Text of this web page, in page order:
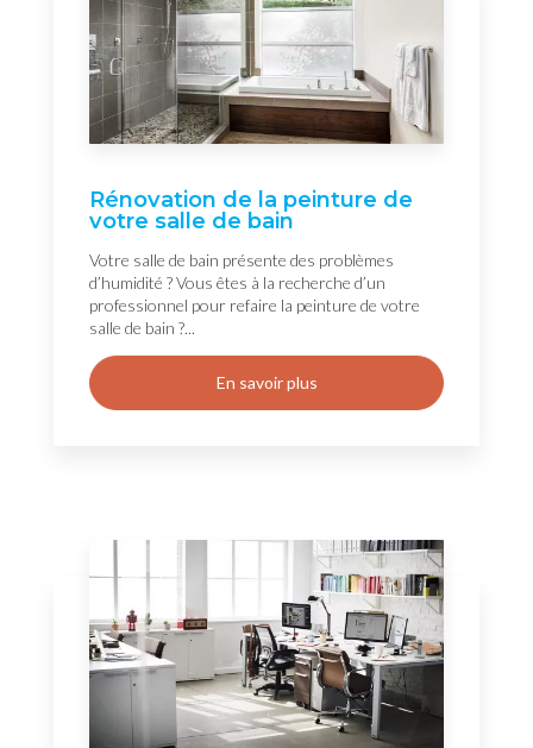
Rénovation de la peinture de
votre salle de bain
Votre salle de bain présente des problèmes
d’humidité ? Vous êtes à la recherche d’un
professionnel pour refaire la peinture de votre
salle de bain ?...
En savoir plus